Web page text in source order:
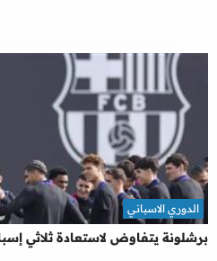
برشلونة يتفاوض لاستعادة ثلاثي
الدوري الاسباني